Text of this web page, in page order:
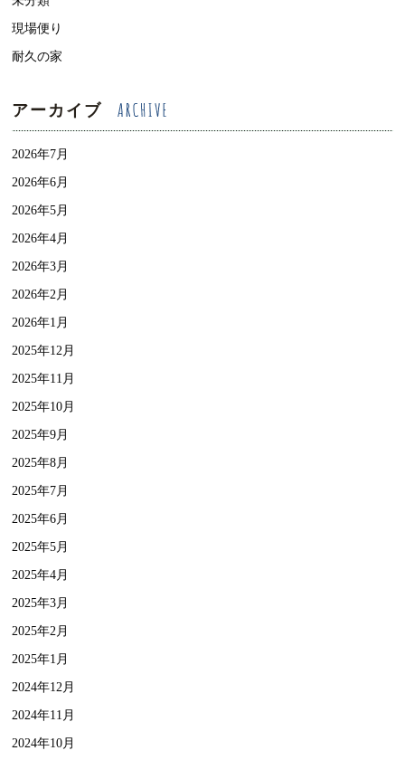
現場便り
耐久の家
アーカイブ
2026年7月
2026年6月
2026年5月
2026年4月
2026年3月
2026年2月
2026年1月
2025年12月
2025年11月
2025年10月
2025年9月
2025年8月
2025年7月
2025年6月
2025年5月
2025年4月
2025年3月
2025年2月
2025年1月
2024年12月
2024年11月
2024年10月